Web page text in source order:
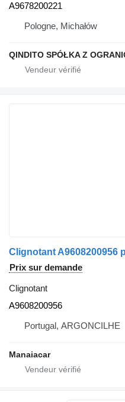
A9678200221
Pologne, Michałów
Prix sur demande
Clignotant
A9608200956
Portugal, ARGONCILHE
Manaiacar